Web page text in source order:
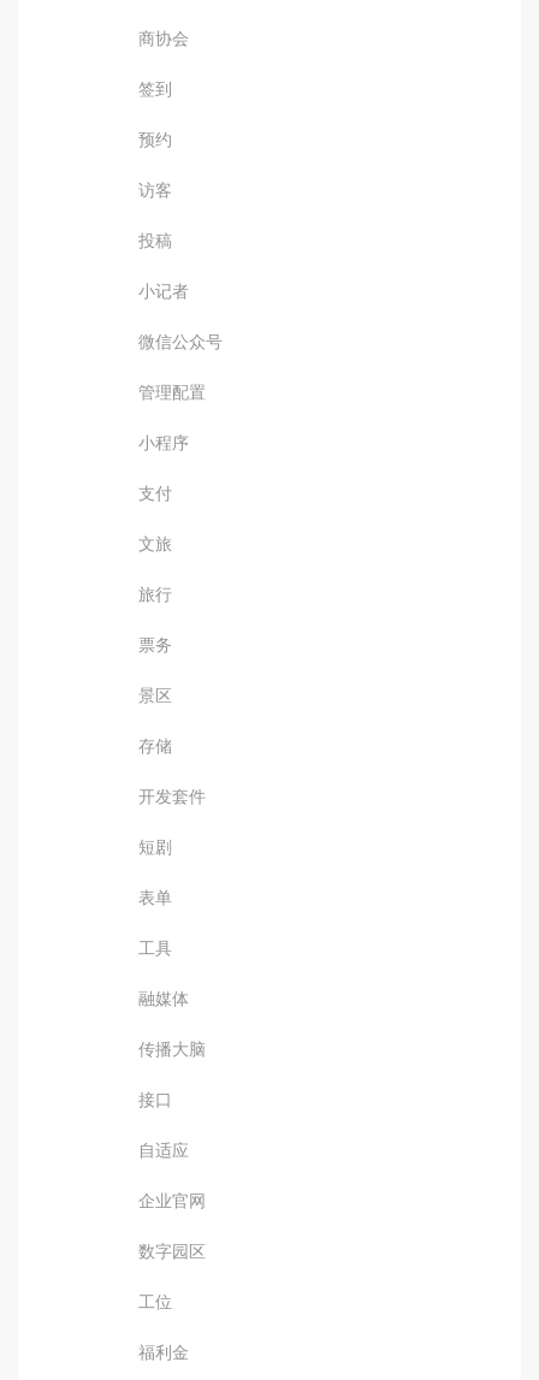
商协会
签到
预约
访客
投稿
小记者
微信公众号
管理配置
小程序
支付
文旅
旅行
票务
景区
存储
开发套件
短剧
表单
工具
融媒体
传播大脑
接口
自适应
企业官网
数字园区
工位
福利金